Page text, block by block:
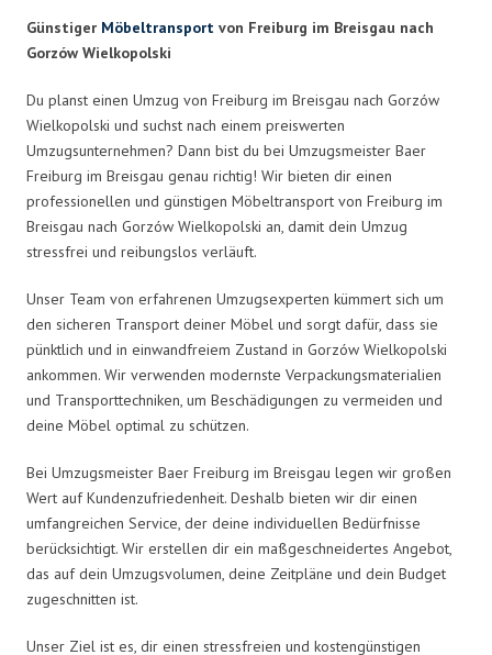
Günstiger Möbeltransport von Freiburg im Breisgau nach
Gorzów Wielkopolski
Du planst einen Umzug von Freiburg im Breisgau nach Gorzów
Wielkopolski und suchst nach einem preiswerten
Umzugsunternehmen? Dann bist du bei Umzugsmeister Baer
Freiburg im Breisgau genau richtig! Wir bieten dir einen
professionellen und günstigen Möbeltransport von Freiburg im
Breisgau nach Gorzów Wielkopolski an, damit dein Umzug
stressfrei und reibungslos verläuft.
Unser Team von erfahrenen Umzugsexperten kümmert sich um
den sicheren Transport deiner Möbel und sorgt dafür, dass sie
pünktlich und in einwandfreiem Zustand in Gorzów Wielkopolski
ankommen. Wir verwenden modernste Verpackungsmaterialien
und Transporttechniken, um Beschädigungen zu vermeiden und
deine Möbel optimal zu schützen.
Bei Umzugsmeister Baer Freiburg im Breisgau legen wir großen
Wert auf Kundenzufriedenheit. Deshalb bieten wir dir einen
umfangreichen Service, der deine individuellen Bedürfnisse
berücksichtigt. Wir erstellen dir ein maßgeschneidertes Angebot,
das auf dein Umzugsvolumen, deine Zeitpläne und dein Budget
zugeschnitten ist.
Unser Ziel ist es, dir einen stressfreien und kostengünstigen